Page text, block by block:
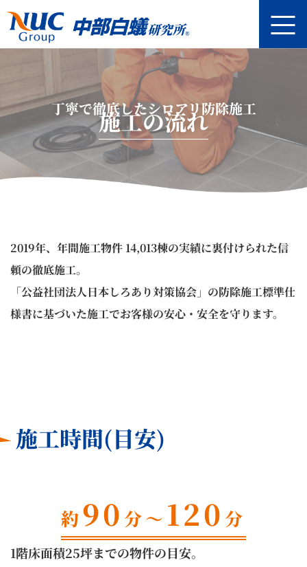
プ
丁寧で徹底したシロアリ防除施工
施工の流れ
2019年、年間施工物件 14,013棟の実績に裏付けられた信
頼の徹底施工。
「公益社団法人日本しろあり対策協会」の防除施工標準仕
様書に基づいた施工でお客様の安心・安全を守ります。
施工時間(目安)
約90分～ 120分
1階床面積25坪までの物件の目安。